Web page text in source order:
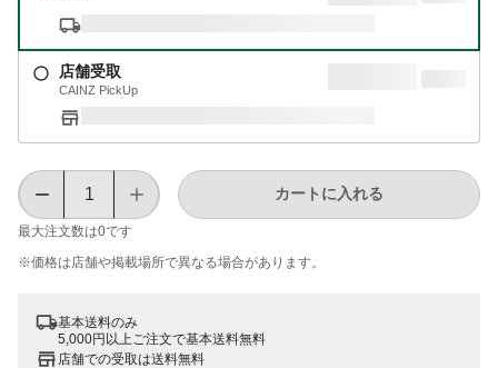
店舗受取
CAINZ PickUp
最大注文数は0です
カートに入れる
※価格は​店舗や​掲載場所で​異なる​場合が​あります。
基本送料のみ
5,000円以上ご注文で基本送料無料
店舗での受取は送料無料